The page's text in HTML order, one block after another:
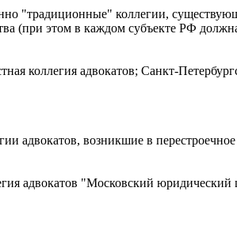
"традиционные" коллегии,
(при этом в каждом субъекте РФ
коллегия адвокатов; Санкт-
возникшие в перестроечное
адвокатов "Московский